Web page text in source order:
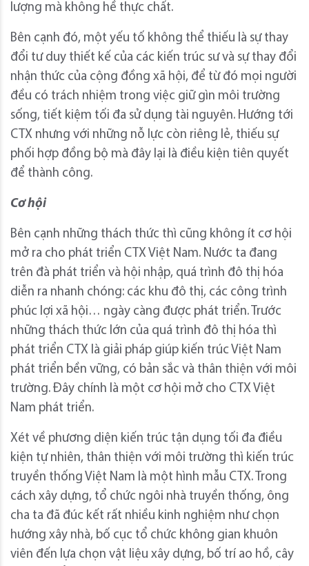
lượng mà không hề thực chất.
Bên cạnh đó, một yếu tố không thể thiếu là sự thay
đổi tư duy thiết kế của các kiến trúc sư và sự thay đổi
nhận thức của cộng đồng xã hội, để từ đó mọi người
đều có trách nhiệm trong việc giữ gìn môi trường
sống, tiết kiệm tối đa sử dụng tài nguyên. Hướng tới
CTX nhưng với những nỗ lực còn riêng lẻ, thiếu sự
phối hợp đồng bộ mà đây lại là điều kiện tiên quyết
để thành công.
Cơ hội
Bên cạnh những thách thức thì cũng không ít cơ hội
mở ra cho phát triển CTX Việt Nam. Nước ta đang
trên đà phát triển và hội nhập, quá trình đô thị hóa
diễn ra nhanh chóng: các khu đô thị, các công trình
phúc lợi xã hội… ngày càng được phát triển. Trước
những thách thức lớn của quá trình đô thị hóa thì
phát triển CTX là giải pháp giúp kiến trúc Việt Nam
phát triển bền vững, có bản sắc và thân thiện với môi
trường. Đây chính là một cơ hội mở cho CTX Việt
Nam phát triển.
Xét về phương diện kiến trúc tận dụng tối đa điều
kiện tự nhiên, thân thiện với môi trường thì kiến trúc
truyền thống Việt Nam là một hình mẫu CTX. Trong
cách xây dựng, tổ chức ngôi nhà truyền thống, ông
cha ta đã đúc kết rất nhiều kinh nghiệm như chọn
hướng xây nhà, bố cục tổ chức không gian khuôn
viên đến lựa chọn vật liệu xây dựng, bố trí ao hồ, cây